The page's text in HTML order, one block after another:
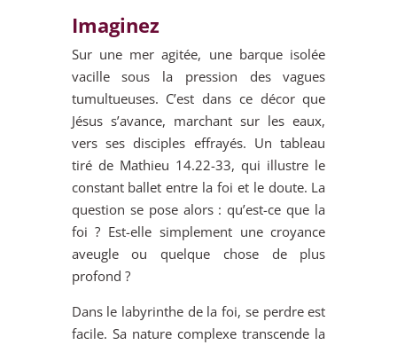
Imaginez
Sur une mer agitée, une barque isolée
vacille sous la pression des vagues
tumultueuses. C’est dans ce décor que
Jésus s’avance, marchant sur les eaux,
vers ses disciples effrayés. Un tableau
tiré de Mathieu 14.22-33, qui illustre le
constant ballet entre la foi et le doute. La
question se pose alors : qu’est-ce que la
foi ? Est-elle simplement une croyance
aveugle ou quelque chose de plus
profond ?
Dans le labyrinthe de la foi, se perdre est
facile. Sa nature complexe transcende la